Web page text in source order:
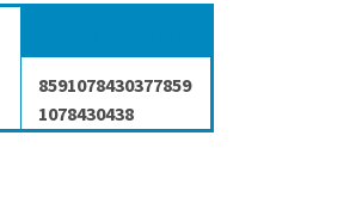
8591078430377859
1078430438